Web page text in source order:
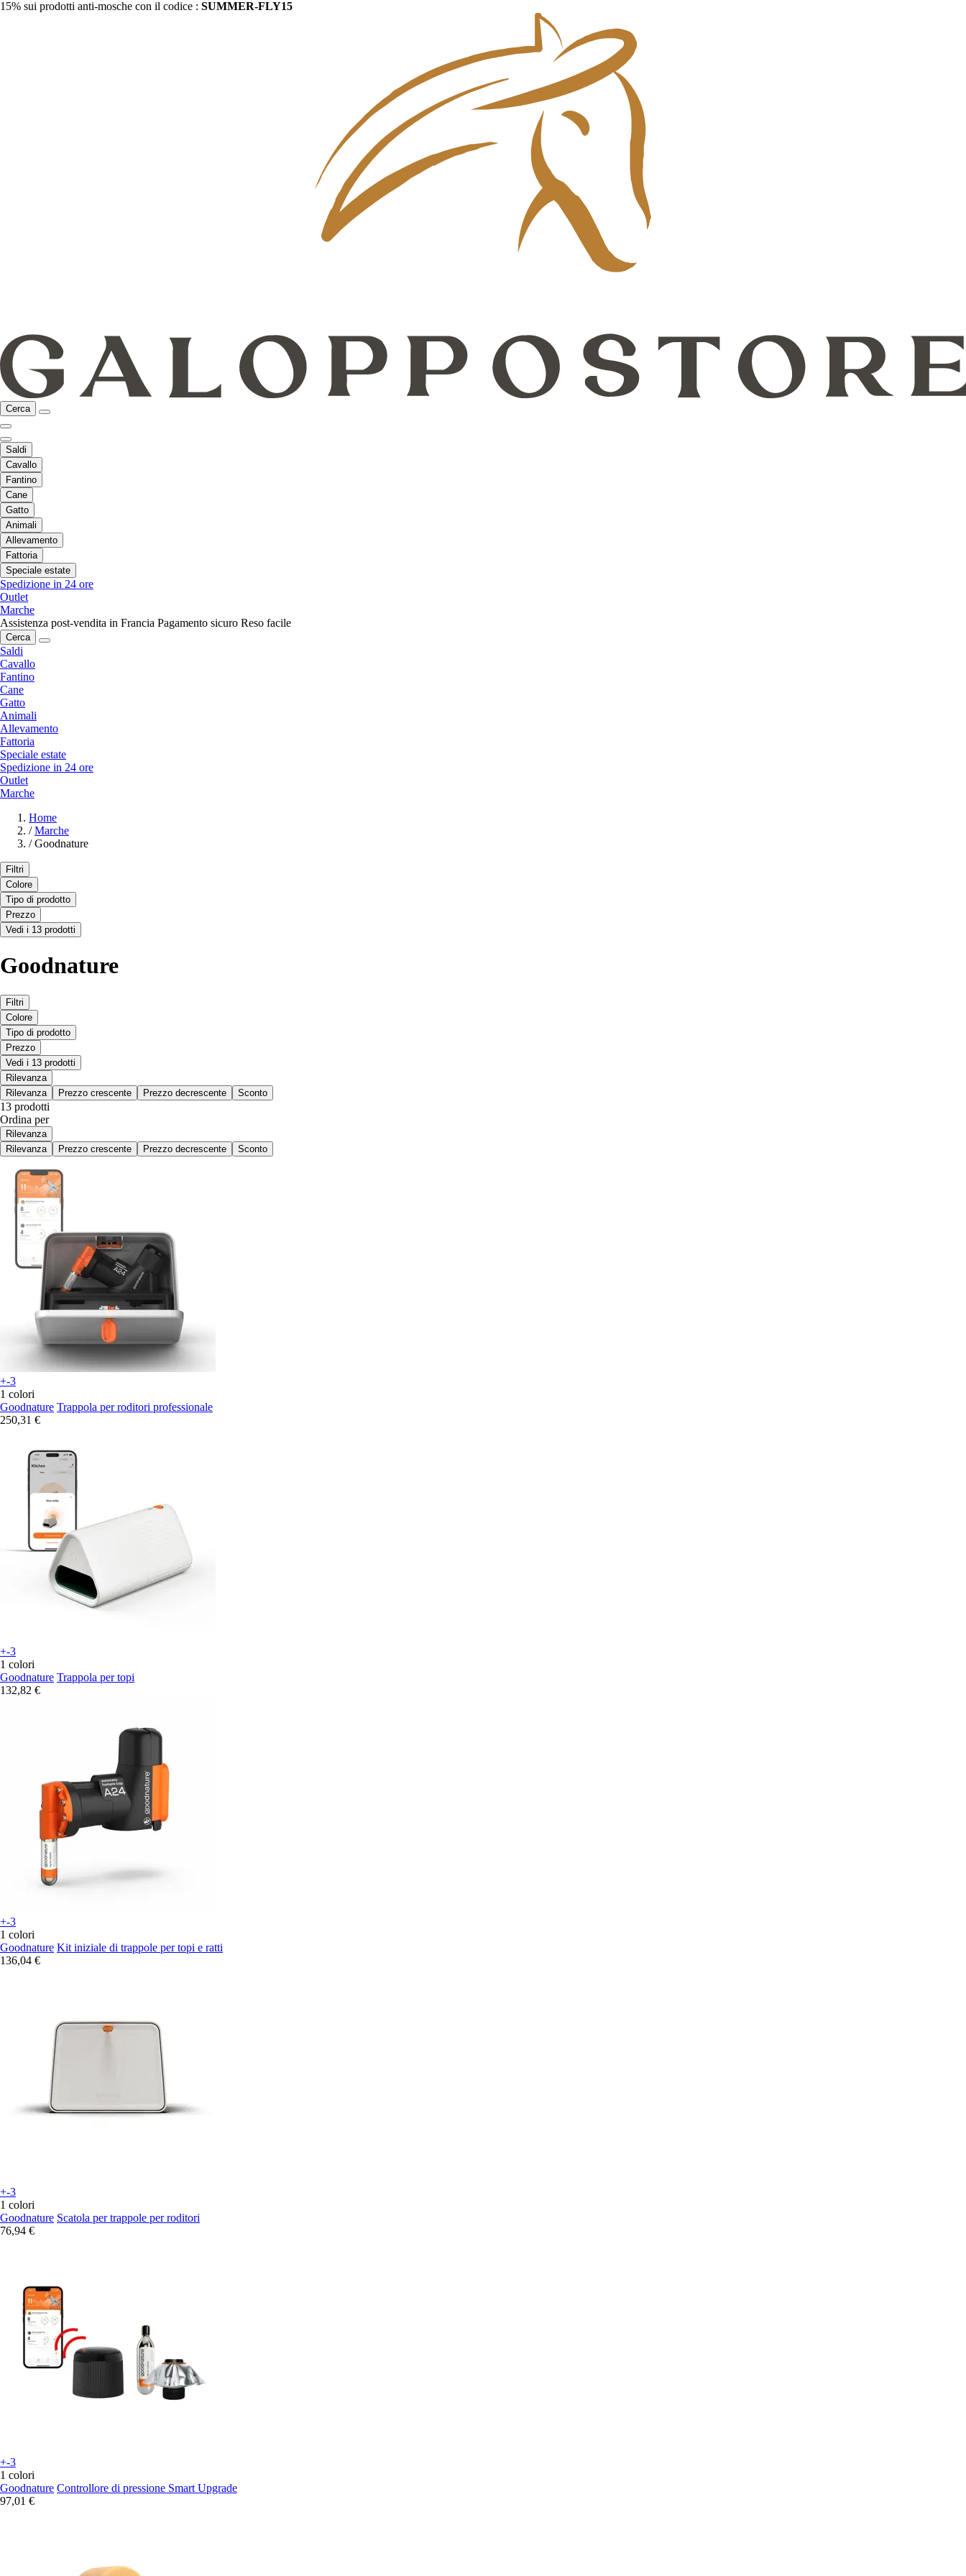
15% sui prodotti anti-mosche con il codice : SUMMER-FLY15
Cerca
Saldi
Cavallo
Fantino
Cane
Gatto
Animali
Allevamento
Fattoria
Speciale estate
Spedizione in 24 ore
Outlet
Marche
Assistenza post-vendita in Francia Pagamento sicuro Reso facile
Cerca
Saldi
Cavallo
Fantino
Cane
Gatto
Animali
Allevamento
Fattoria
Speciale estate
Spedizione in 24 ore
Outlet
Marche
Home
/ Marche
/ Goodnature
Filtri
Colore
Tipo di prodotto
Prezzo
Vedi i 13 prodotti
Goodnature
Filtri
Colore
Tipo di prodotto
Prezzo
Vedi i 13 prodotti
Rilevanza
Rilevanza
Prezzo crescente Prezzo decrescente Sconto
13 prodotti
Ordina per
Rilevanza
Rilevanza
Prezzo crescente Prezzo decrescente Sconto
+-3
1 colori
Goodnature Trappola per roditori professionale
250,31 €
+-3
1 colori
Goodnature Trappola per topi
132,82 €
+-3
1 colori
Goodnature Kit iniziale di trappole per topi e ratti
136,04 €
+-3
1 colori
Goodnature Scatola per trappole per roditori
76,94 €
+-3
1 colori
Goodnature Controllore di pressione Smart Upgrade
97,01 €